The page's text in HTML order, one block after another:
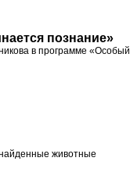
познание»
в программе «Особый
животные